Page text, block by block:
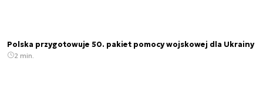
Polska przygotowuje 50. pakiet pomocy wojskowej dla Ukrainy
2 min.